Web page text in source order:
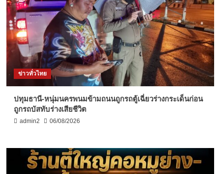
ข่าวทั่วไทย
ปทุมธานี-หนุ่มนครพนมข้ามถนนถูกรถตู้เฉี่ยวร่างกระเด็นก่อน
ถูกรถบัสทับร่างเสียชีวิต
admin2 06/08/2026